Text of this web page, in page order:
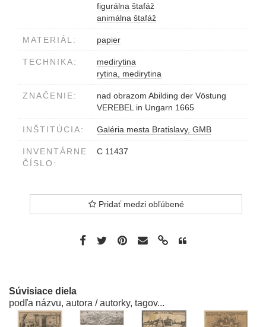
figurálna štafáž
animálna štafáž
MATERIÁL: papier
TECHNIKA:
medirytina
rytina, medirytina
ZNAČENIE:
nad obrazom Abilding der Vöstung
VEREBEL in Ungarn 1665
INŠTITÚCIA: Galéria mesta Bratislavy, GMB
INVENTÁRNE
ČÍSLO:
C 11437
Pridať medzi obľúbené
Súvisiace diela
podľa názvu, autora / autorky, tagov...